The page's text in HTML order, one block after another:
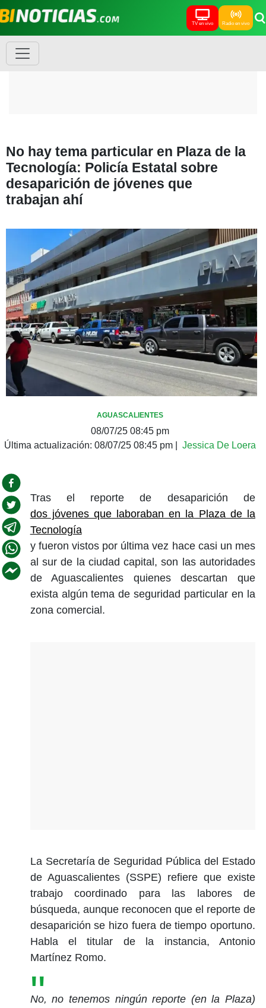
TV en vivo Radio en vivo
No hay tema particular en Plaza de la
Tecnología: Policía Estatal sobre
desaparición de jóvenes que
trabajan ahí
AGUASCALIENTES
08/07/25 08:45 pm
Última actualización: 08/07/25 08:45 pm Jessica De Loera
Tras el reporte de desaparición de
dos jóvenes que laboraban en la Plaza de la
Tecnología
y fueron vistos por última vez hace casi un mes
al sur de la ciudad capital, son las autoridades
de Aguascalientes quienes descartan que
exista algún tema de seguridad particular en la
zona comercial.
La Secretaría de Seguridad Pública del Estado
de Aguascalientes (SSPE) refiere que existe
trabajo coordinado para las labores de
búsqueda, aunque reconocen que el reporte de
desaparición se hizo fuera de tiempo oportuno.
Habla el titular de la instancia, Antonio
Martínez Romo.
No, no tenemos ningún reporte (en la Plaza)